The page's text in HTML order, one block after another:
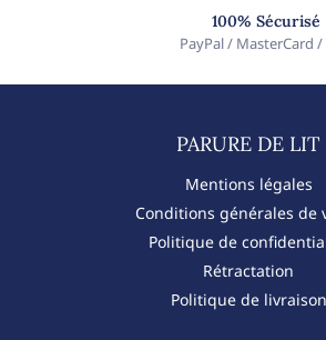
100% Sécurisé
PayPal / MasterCard /
PARURE DE LIT​
Mentions légales
Conditions générales de
Politique de
Rétractation
Politique de livraison